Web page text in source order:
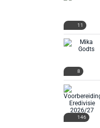
11
8
146